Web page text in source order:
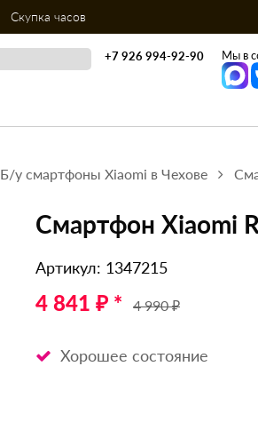
Скупка часов
+7 926 994-92-90 Мы в
Б/у смартфоны Xiaomi в Чехове
Смартфон Xiaomi
Артикул: 1347215
4 841 ₽ * 4 990 ₽
Хорошее состояние